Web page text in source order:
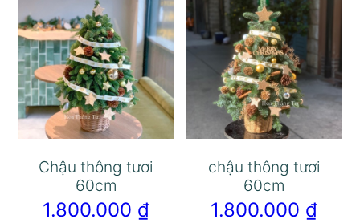
Chậu thông tươi
60cm
1.800.000 ₫
chậu thông tươi
60cm
1.800.000 ₫